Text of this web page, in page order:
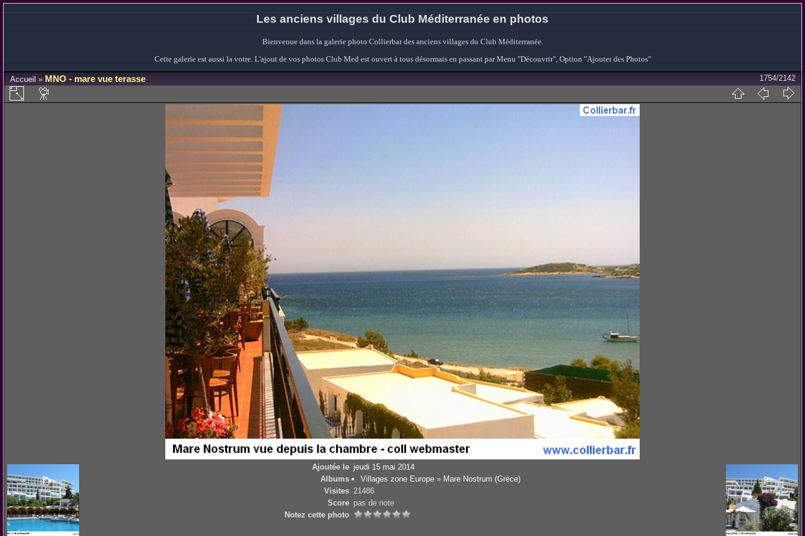
Les anciens villages du Club Méditerranée en photos
Bienvenue dans la galerie photo Collierbar des anciens villages du Club Méditerranée.
Cette galerie est aussi la votre. L'ajout de vos photos Club Med est ouvert à tous désormais en passant par Menu "Découvrir", Option "Ajouter des Photos"
Accueil » MNO - mare vue terasse 1754/2142
Ajoutée le jeudi 15 mai 2014
Albums
Villages zone Europe » Mare Nostrum (Grèce)
Visites 21486
Score pas de note
Notez cette photo